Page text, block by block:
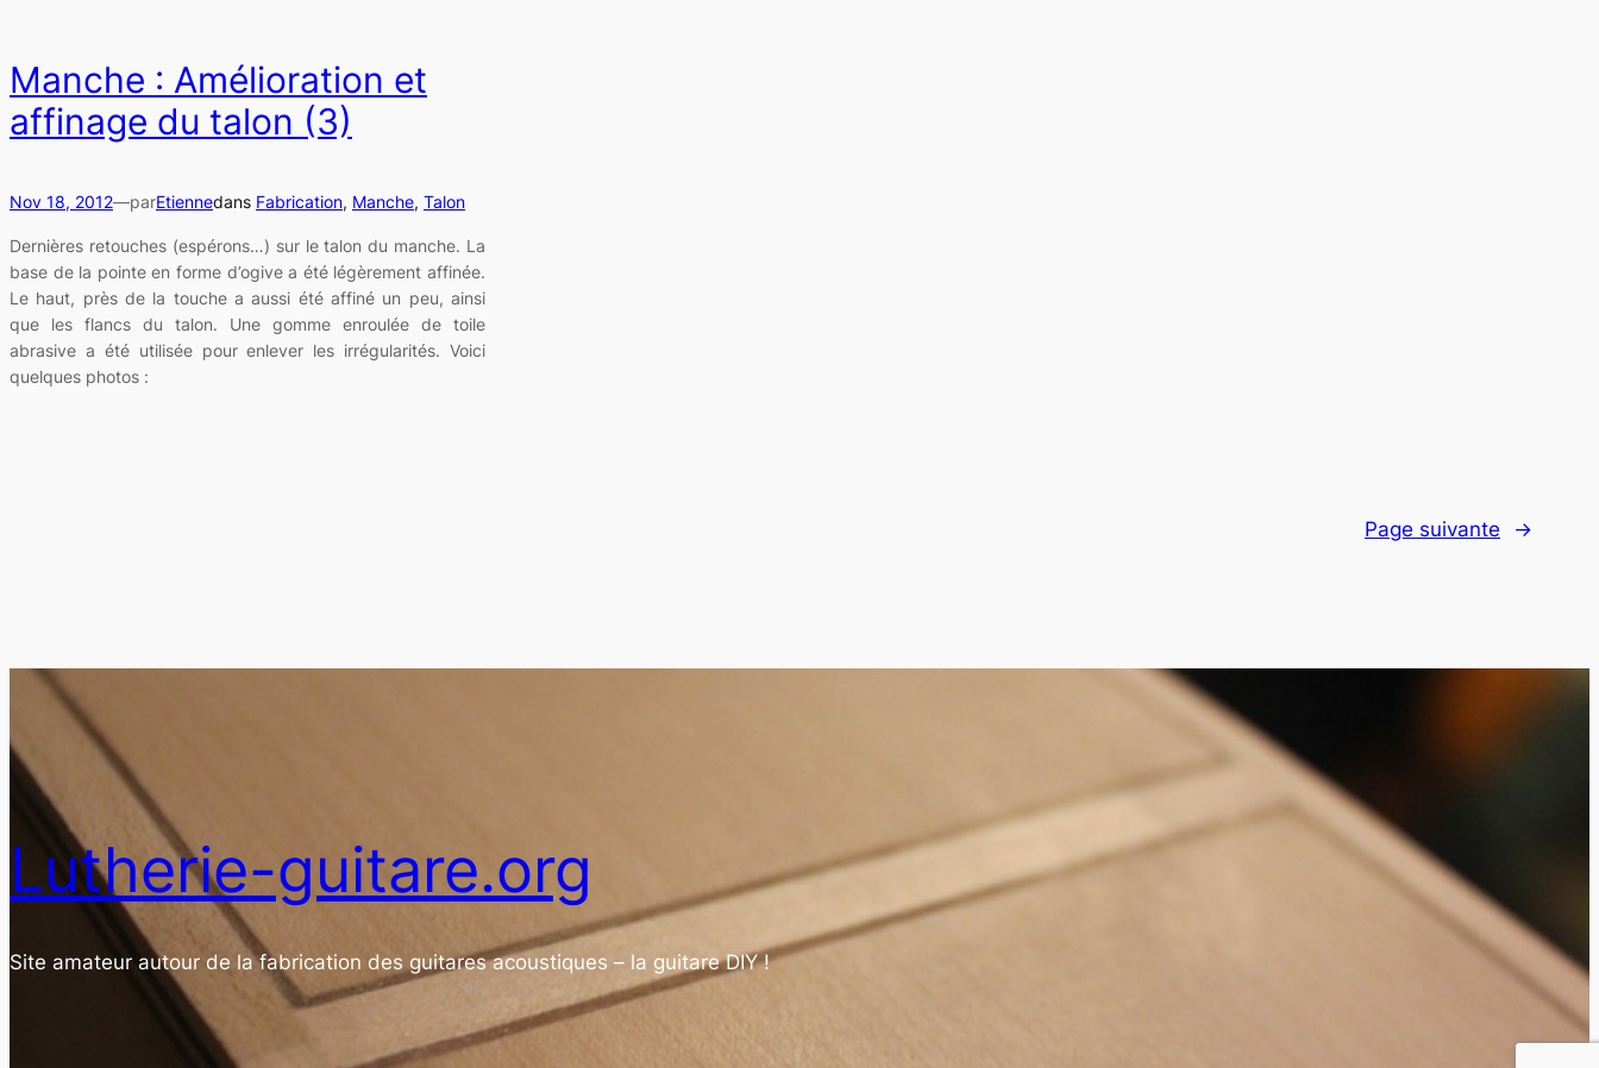
Manche : Amélioration et
affinage du talon (3)
Nov 18, 2012—parEtiennedans Fabrication, Manche, Talon
Dernières retouches (espérons…) sur le talon du manche. La
base de la pointe en forme d’ogive a été légèrement affinée.
Le haut, près de la touche a aussi été affiné un peu, ainsi
que les flancs du talon. Une gomme enroulée de toile
abrasive a été utilisée pour enlever les irrégularités. Voici
quelques photos :
Page suivante →
Lutherie-guitare.org
Site amateur autour de la fabrication des guitares acoustiques – la guitare DIY !